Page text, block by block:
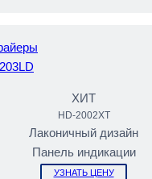
ХИТ
HD-2002XT
Лаконичный дизайн
Панель индикации
УЗНАТЬ ЦЕНУ